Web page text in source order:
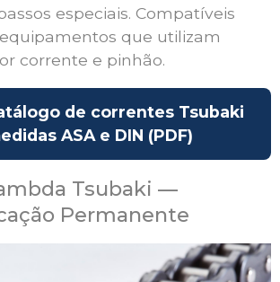
especiais. Compatíveis
que utilizam
corrente e pinhão.
de correntes Tsubaki
ASA e DIN (PDF)
Tsubaki —
Permanente